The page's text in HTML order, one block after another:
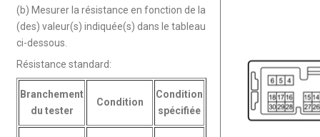
(b) Mesurer la résistance en fonction de la
(des) valeur(s) indiquée(s) dans le tableau
ci-dessous.
Résistance standard:
Branchement
du tester
Condition
Condition
spécifiée